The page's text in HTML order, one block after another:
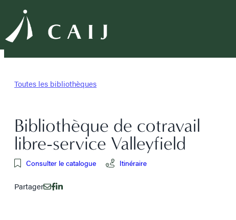
Toutes les bibliothèques
Bibliothèque de cotravail
libre-service Valleyfield
Consulter le catalogue Itinéraire
Partager